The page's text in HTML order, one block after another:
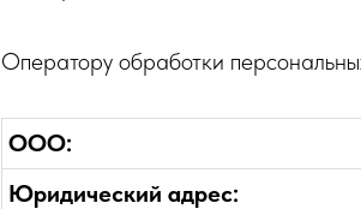
Оператору обработки
ООО:
Юридический адрес: